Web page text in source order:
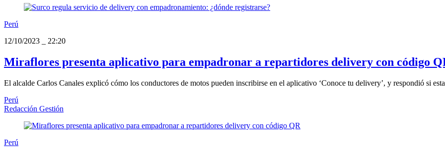
Perú
12/10/2023
22:20
Miraflores presenta aplicativo para empadronar a repartidores delivery con código
El alcalde Carlos Canales explicó cómo los conductores de motos pueden inscribirse en el aplicativo ‘Conoce tu delivery’, y respondió si
Perú
Redacción Gestión
Perú